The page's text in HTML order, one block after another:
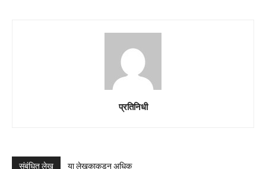
प्रतिनिधी
संबंधित लेख या लेखकाकडून अधिक